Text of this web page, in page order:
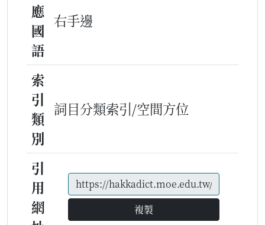
應
國
語
右手邊
索
引
類
別
詞目分類索引/空間方位
引
用
網
複製